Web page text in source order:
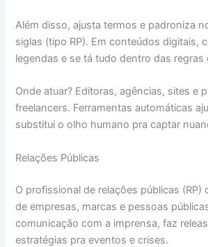
Além disso, ajusta termos e padroniza
siglas (tipo RP). Em conteúdos digitais,
legendas e se tá tudo dentro das regras
Onde atuar? Editoras, agências, sites e
freelancers. Ferramentas automáticas
substitui o olho humano pra captar
Relações Públicas
O profissional de relações públicas (RP)
de empresas, marcas e pessoas
comunicação com a imprensa, faz
estratégias pra eventos e crises.